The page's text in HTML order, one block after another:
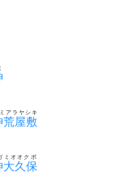
荒屋敷
アラヤシキ
久保
ミオオクボ